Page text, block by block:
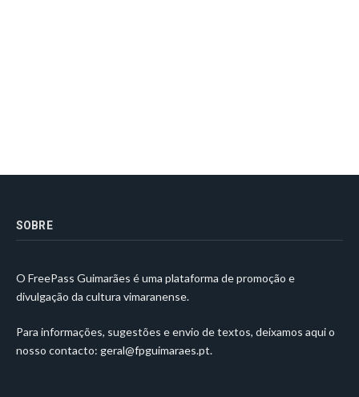
SOBRE
O FreePass Guimarães é uma plataforma de promoção e
divulgação da cultura vimaranense.
Para informações, sugestões e envio de textos, deixamos aqui o
nosso contacto: geral@fpguimaraes.pt.